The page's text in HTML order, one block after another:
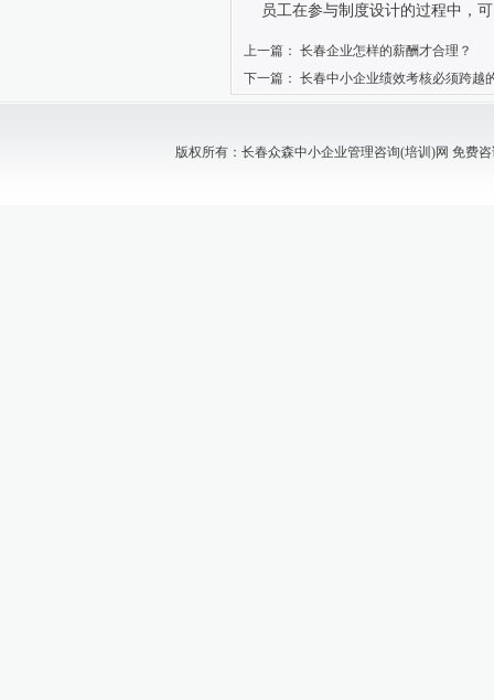
员工在参与制度设计的过程中，
上一篇： 长春企业怎样的薪酬才合理？
下一篇： 长春中小企业绩效考核必须跨越
版权所有：长春众森中小企业管理咨询(培训)网 免费咨